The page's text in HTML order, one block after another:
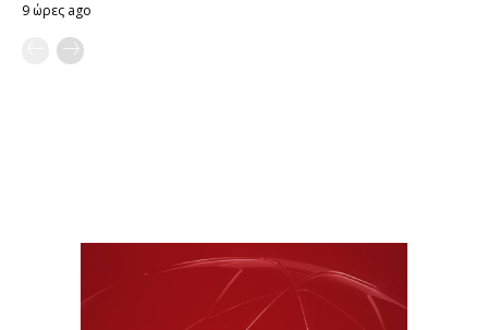
9 ώρες ago